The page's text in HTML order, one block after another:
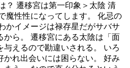
？ 遷移宮は第一印象＞太陰 清
魔性性になってします。 化忌の
かイメージは禄存星だがサバサ
から。 遷移宮にある太陰は「面
えるので勘違いされる。 いろ
かれ出会いには困らない。 好み